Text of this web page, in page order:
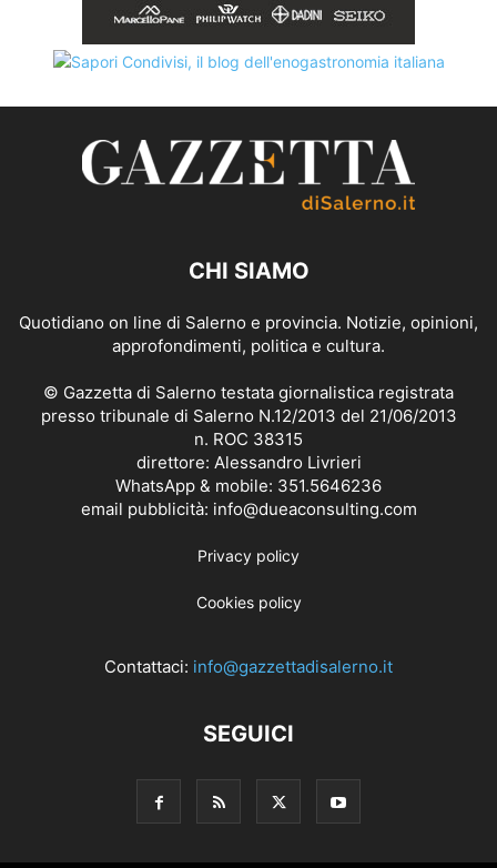
CHI SIAMO
Quotidiano on line di Salerno e provincia. Notizie, opinioni,
approfondimenti, politica e cultura.
© Gazzetta di Salerno testata giornalistica registrata
presso tribunale di Salerno N.12/2013 del 21/06/2013
n. ROC 38315
direttore: Alessandro Livrieri
WhatsApp & mobile: 351.5646236
email pubblicità: info@dueaconsulting.com
Privacy policy
Cookies policy
Contattaci: info@gazzettadisalerno.it
SEGUICI